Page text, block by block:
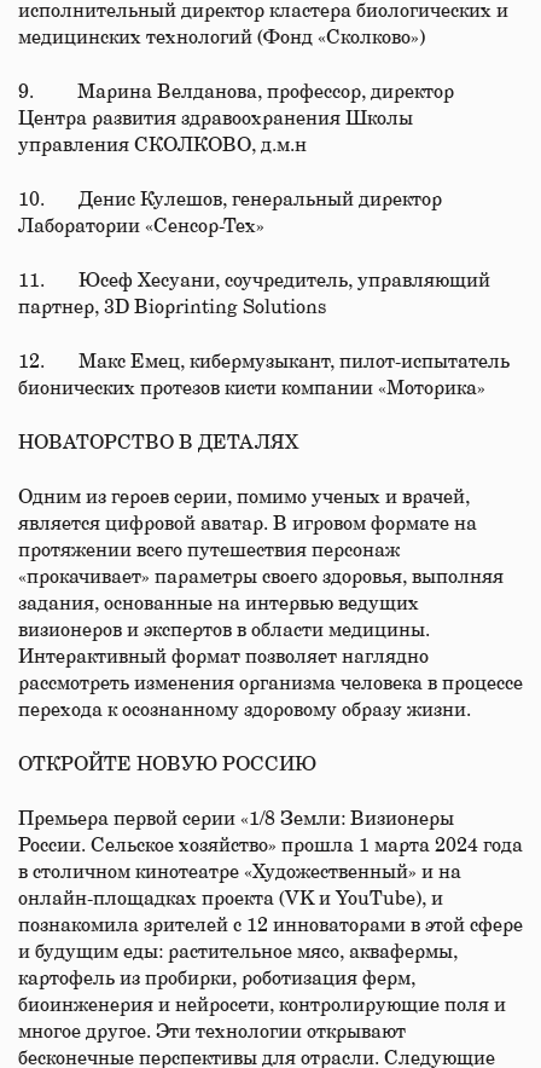
исполнительный директор кластера биологических и
медицинских технологий (Фонд «Сколково»)
9. Марина Велданова, профессор, директор
Центра развития здравоохранения Школы
управления СКОЛКОВО, д.м.н
10. Денис Кулешов, генеральный директор
Лаборатории «Сенсор-Тех»
11. Юсеф Хесуани, соучредитель, управляющий
партнер, 3D Bioprinting Solutions
12. Макс Емец, кибермузыкант, пилот-испытатель
бионических протезов кисти компании «Моторика»
НОВАТОРСТВО В ДЕТАЛЯХ
Одним из героев серии, помимо ученых и врачей,
является цифровой аватар. В игровом формате на
протяжении всего путешествия персонаж
«прокачивает» параметры своего здоровья, выполняя
задания, основанные на интервью ведущих
визионеров и экспертов в области медицины.
Интерактивный формат позволяет наглядно
рассмотреть изменения организма человека в процессе
перехода к осознанному здоровому образу жизни.
ОТКРОЙТЕ НОВУЮ РОССИЮ
Премьера первой серии «1/8 Земли: Визионеры
России. Сельское хозяйство» прошла 1 марта 2024 года
в столичном кинотеатре «Художественный» и на
онлайн-площадках проекта (VK и YouTube), и
познакомила зрителей с 12 инноваторами в этой сфере
и будущим еды: растительное мясо, аквафермы,
картофель из пробирки, роботизация ферм,
биоинженерия и нейросети, контролирующие поля и
многое другое. Эти технологии открывают
бесконечные перспективы для отрасли. Следующие